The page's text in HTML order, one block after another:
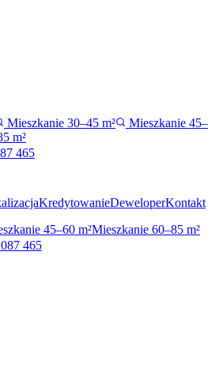
Mieszkanie 30–45 m²
Mieszkanie 45–
m²
465
KredytowanieDeweloperKontakt
45–60 m²Mieszkanie 60–85 m²
465